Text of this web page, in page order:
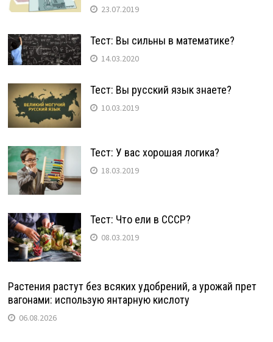
23.07.2019
Тест: Вы сильны в математике?
14.03.2020
Тест: Вы русский язык знаете?
10.03.2019
Тест: У вас хорошая логика?
18.03.2019
Тест: Что ели в СССР?
08.03.2019
Растения растут без всяких удобрений, а урожай прет
вагонами: использую янтарную кислоту
06.08.2026